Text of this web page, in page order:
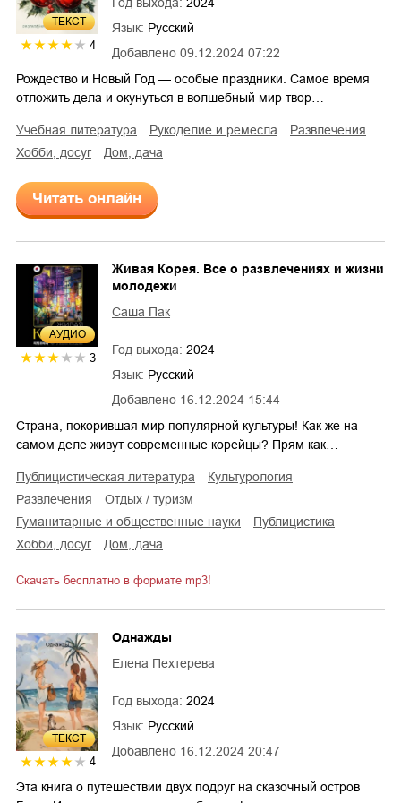
ТЕКСТ
4
Добавлено 09.12.2024 07:22
Язык: Русский
Рождество и Новый Год — особые праздники. Самое время
отложить дела и окунуться в волшебный мир твор…
учебная литература рукоделие и ремесла
развлечения
хобби, досуг
дом, дача
Читать онлайн
AУДИО
3
Добавлено 16.12.2024 15:44
Живая Корея. Все о развлечениях и жизни
молодежи
Саша Пак
Год выхода: 2024
Язык: Русский
Страна, покорившая мир популярной культуры! Как же на
самом деле живут современные корейцы? Прям как…
публицистическая литература
культурология
развлечения
отдых / туризм
гуманитарные и общественные науки
публицистика
хобби, досуг
дом, дача
Скачать бесплатно в формате mp3!
ТЕКСТ
4
Добавлено 16.12.2024 20:47
Однажды
Елена Пехтерева
Год выхода: 2024
Язык: Русский
Эта книга о путешествии двух подруг на сказочный остров